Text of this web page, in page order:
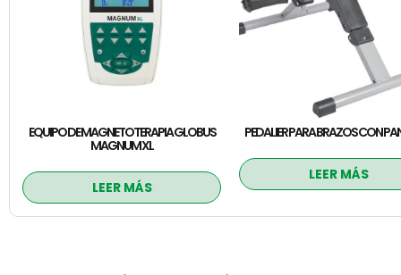
EQUIPO DE MAGNETOTERAPIA GLOBUS
MAGNUM XL
LEER MÁS
PEDALIER PARA BRAZOS CON
LEER MÁS